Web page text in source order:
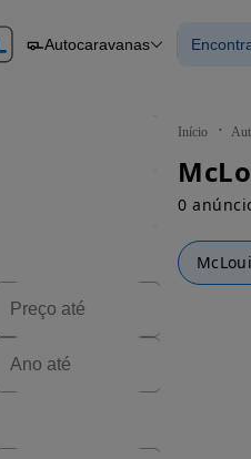
em
Carros Carros
Autocaravanas
Início
0